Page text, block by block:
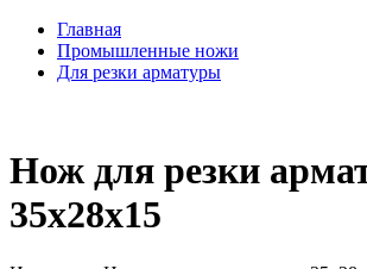
Главная
Промышленные ножи
Для резки арматуры
Нож для резки
35x28x15